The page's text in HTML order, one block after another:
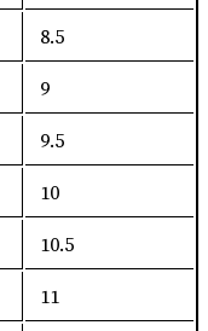
8.5
9
9.5
10
10.5
11